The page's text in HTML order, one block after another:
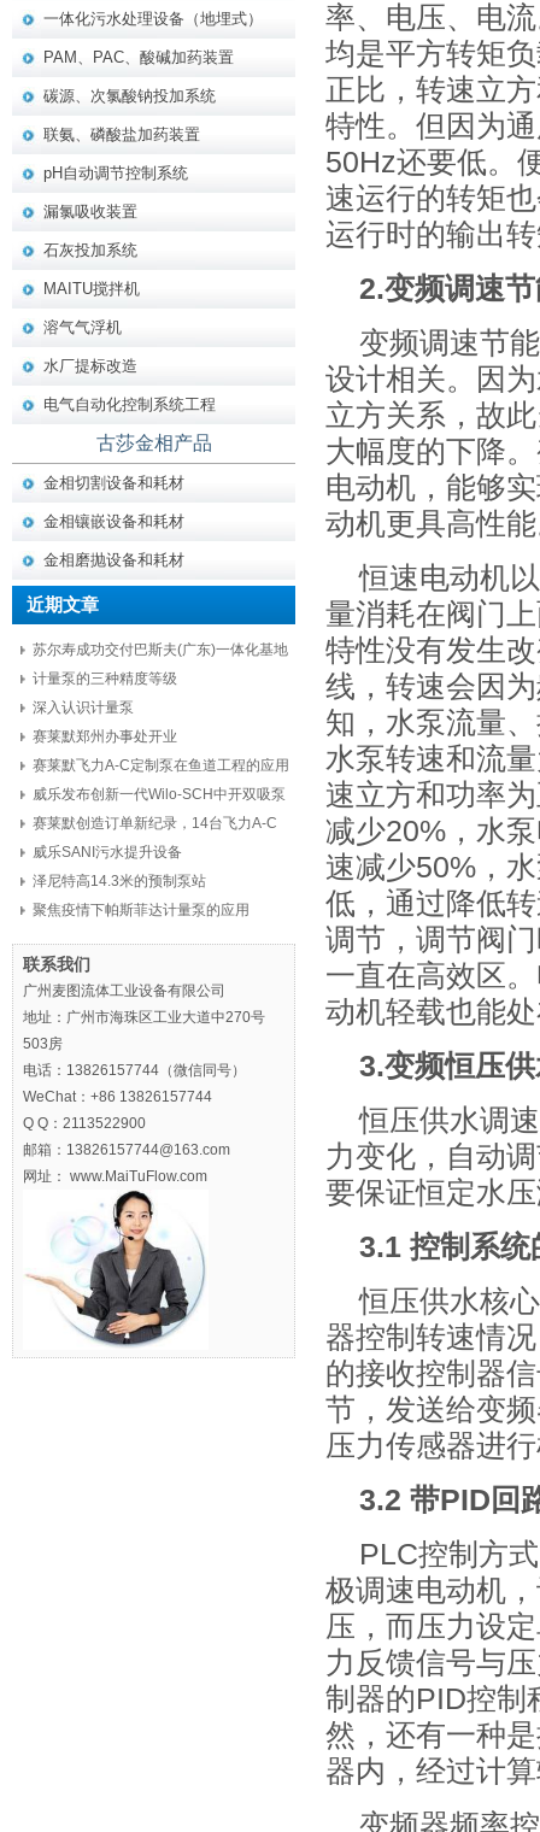
率、电压、电
均是平方转矩
正比，转速立
特性。但因为
50Hz还要低。
速运行的转矩
运行时的输出
2.变频调速
变频调速节
设计相关。因
立方关系，故
大幅度的下降
电动机，能够
动机更具高性
恒速电动机
量消耗在阀门
特性没有发生
线，转速会因
知，水泵流量
水泵转速和流
速立方和功率
减少20%，水
速减少50%，
低，通过降低
调节，调节阀
一直在高效区
动机轻载也能
3.变频恒压
恒压供水调
力变化，自动
要保证恒定水
3.1 控制系统
恒压供水核
器控制转速情
的接收控制器
节，发送给变
压力传感器进
3.2 带PID回
PLC控制方
极调速电动机
压，而压力设
力反馈信号与
制器的PID控制
然，还有一种
器内，经过计
变频器频率
一体化污水处理设备（地埋式）
PAM、PAC、酸碱加药装置
碳源、次氯酸钠投加系统
联氨、磷酸盐加药装置
pH自动调节控制系统
漏氯吸收装置
石灰投加系统
MAITU搅拌机
溶气气浮机
水厂提标改造
电气自动化控制系统工程
古莎金相产品
金相切割设备和耗材
金相镶嵌设备和耗材
金相磨抛设备和耗材
近期文章
苏尔寿成功交付巴斯夫(广东)一体化基地
项目核心设备
计量泵的三种精度等级
深入认识计量泵
赛莱默郑州办事处开业
赛莱默飞力A-C定制泵在鱼道工程的应用
威乐发布创新一代Wilo-SCH中开双吸泵
赛莱默创造订单新纪录，14台飞力A-C
定制泵，8亿元
威乐SANI污水提升设备
泽尼特高14.3米的预制泵站
聚焦疫情下帕斯菲达计量泵的应用
联系我们
广州麦图流体工业设备有限公司
地址：广州市海珠区工业大道中270号
503房
电话：13826157744（微信同号）
WeChat：+86 13826157744
Q Q：2113522900
邮箱：13826157744@163.com
网址： www.MaiTuFlow.com